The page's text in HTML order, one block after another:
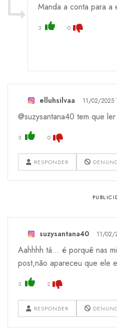
Manda a conta para a
3 0
elluhsilvaa 11/02/2025
@suzysantana40 tem que
3 0
RESPONDER
suzysantana40 11/02/
Aahhhh tá... é porquê nas
post,não apareceu que ele
3 2
RESPONDER